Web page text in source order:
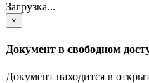
Загрузка...
×
Документ в свободном
Документ находится в